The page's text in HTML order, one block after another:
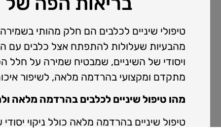
טיפולי שיניים לכלבים הם חלק מהותי
מהבעיות שעלולות להתפתח אצל כלבים עם
ויסודי של השיניים, שמבטיח שמירה על חלל
מתקדם ומקצועי בהרדמה מלאה, לשיפור
מהו טיפול שיניים לכלבים בהרדמה מלאה
טיפול שיניים בהרדמה מלאה כולל ניקוי